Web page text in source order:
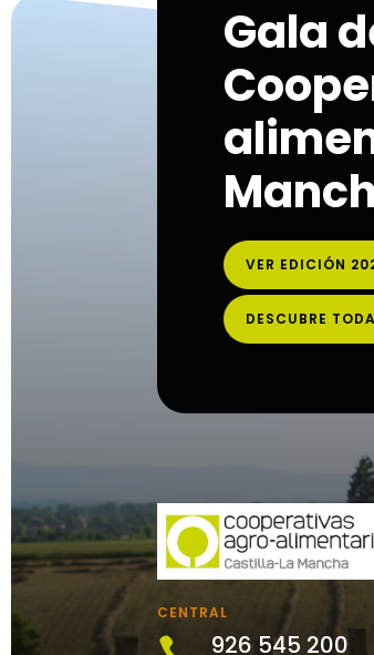
Gala
VER EDICIÓN
DESCUBRE
CENTRAL
926 545 200